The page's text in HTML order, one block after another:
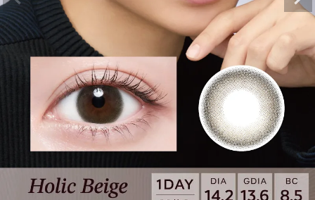
配送方法について
発送について
お支払い方法について
お買い物ガイド
お問い合わせ